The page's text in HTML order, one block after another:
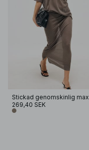
269,40 SEK